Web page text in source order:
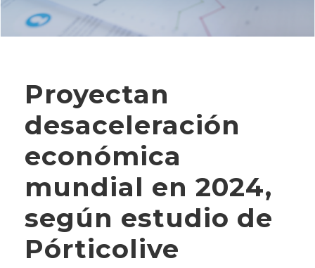
Proyectan
desaceleración
económica
mundial en 2024,
según estudio de
Pórticolive